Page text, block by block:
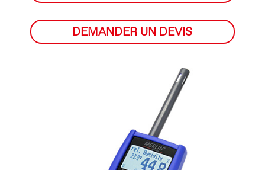
DEMANDER UN DEVIS